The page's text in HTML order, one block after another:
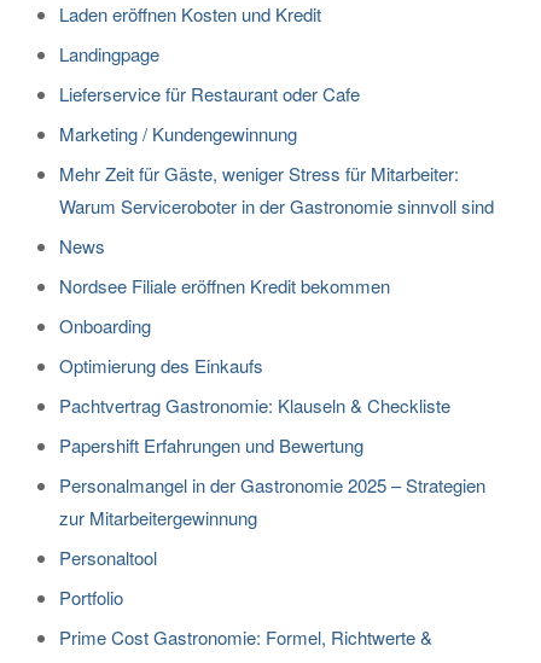
Laden eröffnen Kosten und Kredit
Landingpage
Lieferservice für Restaurant oder Cafe
Marketing / Kundengewinnung
Mehr Zeit für Gäste, weniger Stress für Mitarbeiter:
Warum Serviceroboter in der Gastronomie sinnvoll sind
News
Nordsee Filiale eröffnen Kredit bekommen
Onboarding
Optimierung des Einkaufs
Pachtvertrag Gastronomie: Klauseln & Checkliste
Papershift Erfahrungen und Bewertung
Personalmangel in der Gastronomie 2025 – Strategien
zur Mitarbeitergewinnung
Personaltool
Portfolio
Prime Cost Gastronomie: Formel, Richtwerte &